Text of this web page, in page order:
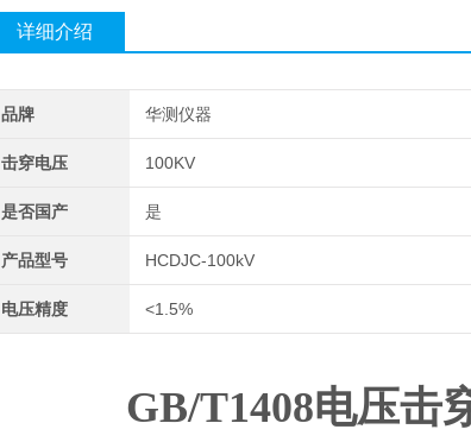
详细介绍
品牌 华测仪器
击穿电压 100KV
是否国产 是
产品型号 HCDJC-100kV
电压精度 <1.5%
GB/T1408电压击